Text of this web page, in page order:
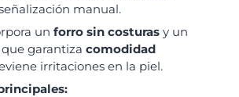
manual.
un forro sin costuras y un
que garantiza comodidad
irritaciones en la piel.